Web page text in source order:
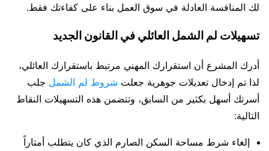
لك المنافسة العادلة في سوق العمل بناء على كفاءتك فقط.
تسهيلات لم الشمل العائلي في القانون الجديد
أدرك المشرع أن استقرارك المهني مرتبط باستقرارك العائلي،
لذا تم إدخال تعديلات جوهرية جعلت شروط لم الشمل جلب
أسرتك أسهل بكثير من السابق، وتتضمن هذه التسهيلات النقاط
التالية:
إلغاء شرط مساحة السكن الصارم الذي كان يتطلب أمتاراً